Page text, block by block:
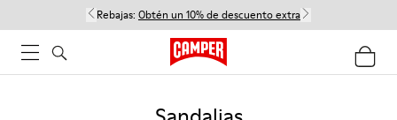
Rebajas: Obtén un 10% de descuento extra